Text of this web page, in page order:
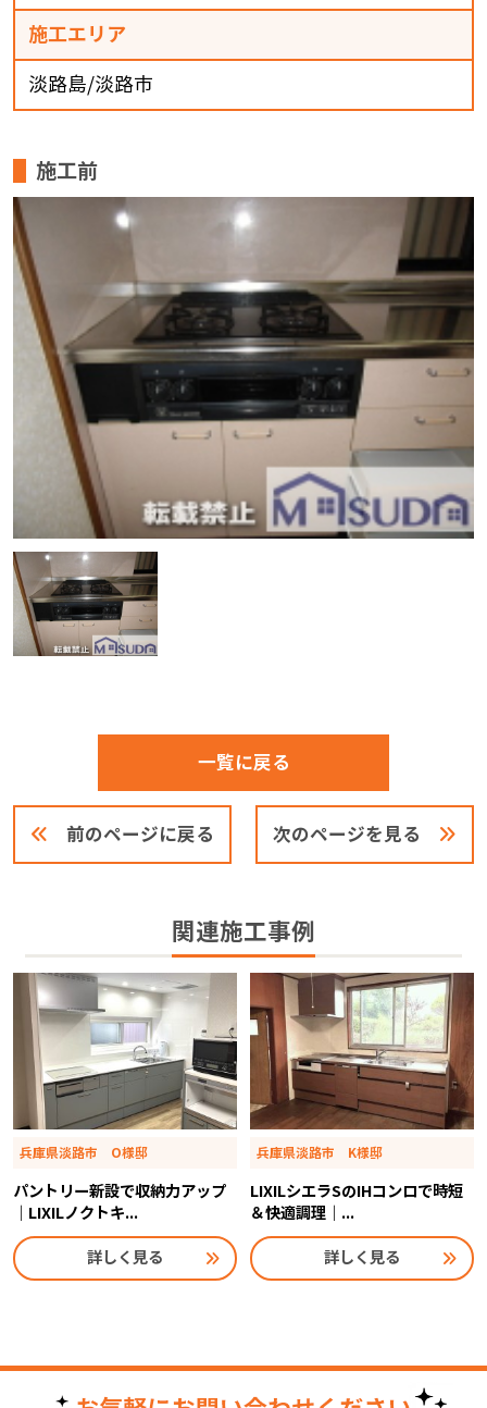
施工エリア
淡路島/淡路市
施工前
前のページに戻る
一覧に戻る
次のページを見る
関連施工事例
兵庫県淡路市 O様邸
パントリー新設で収納力アップ
｜LIXILノクトキ...
詳しく見る
兵庫県淡路市 K様邸
LIXILシエラSのIHコンロで時短
＆快適調理｜...
詳しく見る